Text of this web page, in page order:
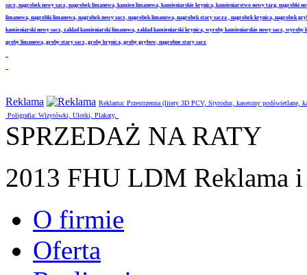
sacz, nagrobek nowy sacz, nagrobek limanowa, kamien limanowa, kamieniarskie krynica, kamieniarstwo nowy targ,
limanowa, nagrobki limanowa, nagrobek nowy sacz, nagrobek limanowa, nagrobek stary sacza , nagrobek krynica, nagrobek
kamieniarski nowy sacz, zaklad kamieniarski limanowa, zaklad kamieniarski krynica, wyroby kamieniarskie nowy sacz,
groby limanowa, groby stary sacz, groby krynica, groby grybow, nagrobne stary sacz
Reklama
Reklama: Przestrzenna (litery 3D PCV, Styrodur, kasetony
Poligrafia: Wizytówki, Ulotki, Plakaty,
SPRZEDAŻ NA RATY
2013 FHU LDM Reklama
O firmie
Oferta